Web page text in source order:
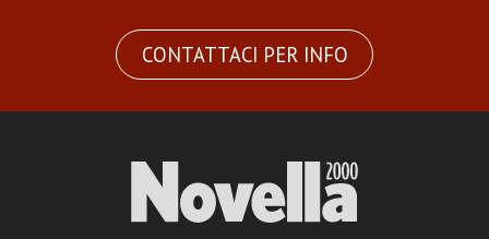
CONTATTACI PER INFO